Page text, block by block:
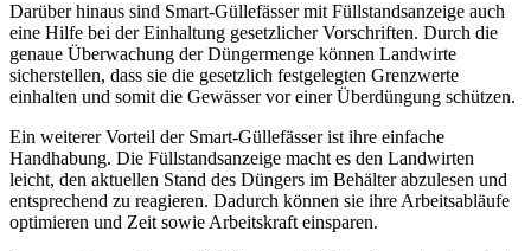
Darüber hinaus sind Smart-Güllefässer mit Füllstandsanzeige auch
eine Hilfe bei der Einhaltung gesetzlicher Vorschriften. Durch die
genaue Überwachung der Düngermenge können Landwirte
sicherstellen, dass sie die gesetzlich festgelegten Grenzwerte
einhalten und somit die Gewässer vor einer Überdüngung schützen.
Ein weiterer Vorteil der Smart-Güllefässer ist ihre einfache
Handhabung. Die Füllstandsanzeige macht es den Landwirten
leicht, den aktuellen Stand des Düngers im Behälter abzulesen und
entsprechend zu reagieren. Dadurch können sie ihre Arbeitsabläufe
optimieren und Zeit sowie Arbeitskraft einsparen.